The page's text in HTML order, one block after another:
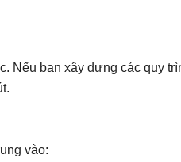
Nếu bạn xây dựng các quy
vào: